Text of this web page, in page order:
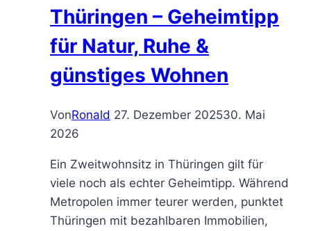
Thüringen – Geheimtipp
für Natur, Ruhe &
günstiges Wohnen
VonRonald 27. Dezember 202530. Mai
2026
Ein Zweitwohnsitz in Thüringen gilt für
viele noch als echter Geheimtipp. Während
Metropolen immer teurer werden, punktet
Thüringen mit bezahlbaren Immobilien,